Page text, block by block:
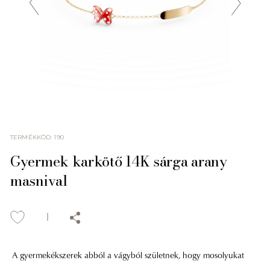
TERMÉKKÓD:190
Gyermek karkötő 14K sárga arany
masnival
A gyermekékszerek abból a vágyból születnek, hogy mosolyukat